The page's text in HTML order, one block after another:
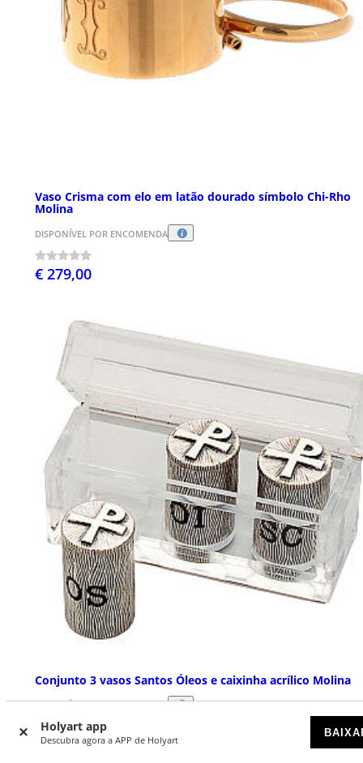
Holyart app
Descubra agora a APP de Holyart
Vaso Crisma com elo em latão dourado símbolo Chi-Rho
Molina
DISPONÍVEL POR ENCOMENDA
€ 279,00
Conjunto 3 vasos Santos Óleos e caixinha acrílico Molina
DISPONÍVEL POR ENCOMENDA
€ 700,00